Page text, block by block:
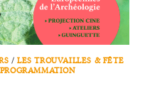
/LES TROUVAILLES & FÊTE
PROGRAMMATION